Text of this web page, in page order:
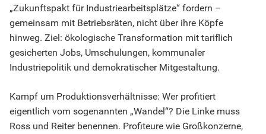
„Zukunftspakt für Industriearbeitsplätze“ fordern –
gemeinsam mit Betriebsräten, nicht über ihre Köpfe
hinweg. Ziel: ökologische Transformation mit tariflich
gesicherten Jobs, Umschulungen, kommunaler
Industriepolitik und demokratischer Mitgestaltung.
Kampf um Produktionsverhältnisse: Wer profitiert
eigentlich vom sogenannten „Wandel“? Die Linke muss
Ross und Reiter benennen. Profiteure wie Großkonzerne,